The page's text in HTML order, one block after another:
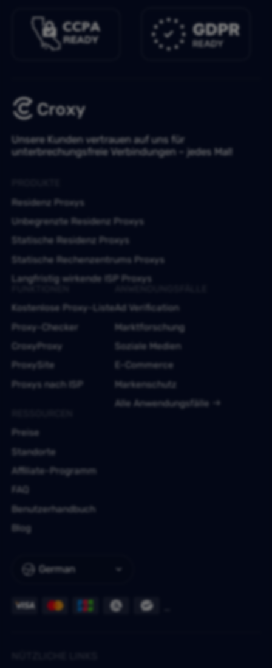
Unsere Kunden vertrauen auf uns für
unterbrechungsfreie Verbindungen – jedes Mal!
German
Residenz Proxys
Unbegrenzte Residenz Proxys
Statische Residenz Proxys
Statische Rechenzentrums Proxys
Langfristig wirkende ISP Proxys
Kostenlose Proxy-Liste
Proxy-Checker
CroxyProxy
ProxySite
Proxys nach ISP
Ad Verification
Marktforschung
Soziale Medien
E-Commerce
Markenschutz
Alle Anwendungsfälle
Preise
Standorte
Affiliate-Programm
FAQ
Benutzerhandbuch
Blog